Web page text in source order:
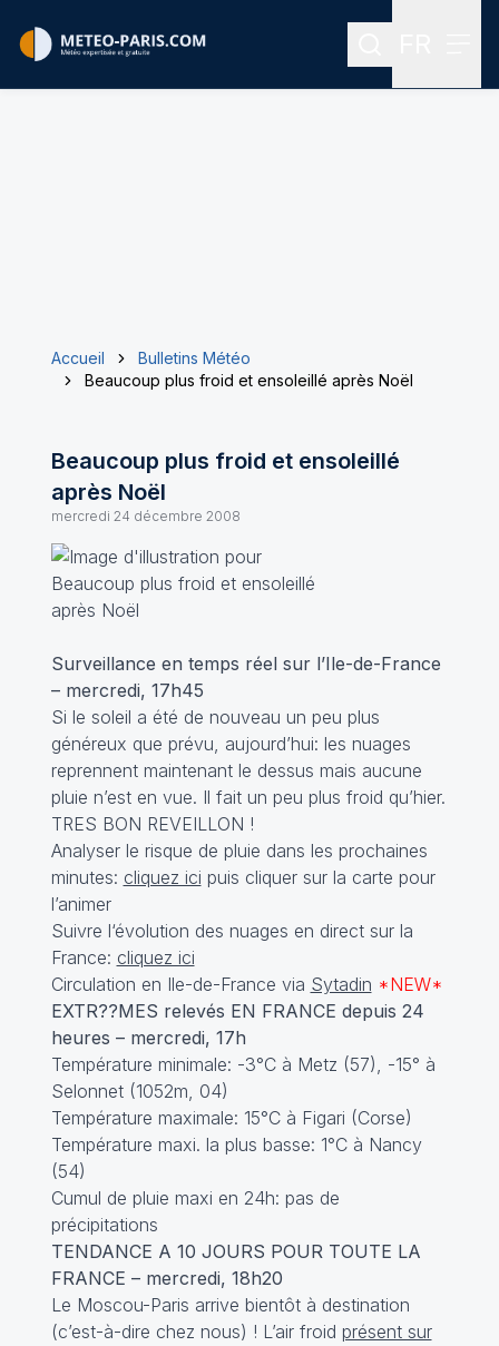
Rechercher
Accueil
Bulletins Météo
Beaucoup plus froid et ensoleillé après Noël
Beaucoup plus froid et ensoleillé
après Noël
mercredi 24 décembre 2008
Surveillance en temps réel sur l’Ile-de-France
– mercredi, 17h45
Si le soleil a été de nouveau un peu plus
généreux que prévu, aujourd’hui: les nuages
reprennent maintenant le dessus mais aucune
pluie n’est en vue. Il fait un peu plus froid qu’hier.
TRES BON REVEILLON !
Analyser le risque de pluie dans les prochaines
minutes: cliquez ici puis cliquer sur la carte pour
l’animer
Suivre l‘évolution des nuages en direct sur la
France: cliquez ici
Circulation en Ile-de-France via Sytadin *NEW*
EXTR??MES relevés EN FRANCE depuis 24
heures – mercredi, 17h
Température minimale: -3°C à Metz (57), -15° à
Selonnet (1052m, 04)
Température maximale: 15°C à Figari (Corse)
Température maxi. la plus basse: 1°C à Nancy
(54)
Cumul de pluie maxi en 24h: pas de
précipitations
TENDANCE A 10 JOURS POUR TOUTE LA
FRANCE – mercredi, 18h20
Le Moscou-Paris arrive bientôt à destination
(c’est-à-dire chez nous) ! L’air froid présent sur